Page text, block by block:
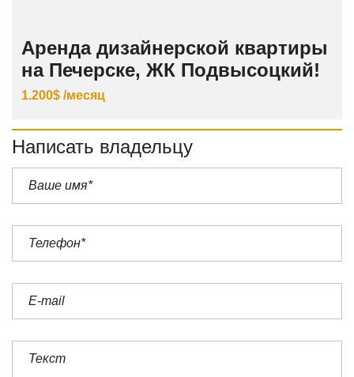
Аренда дизайнерской квартиры
на Печерске, ЖК Подвысоцкий!
1.200$ /месяц
Написать владельцу